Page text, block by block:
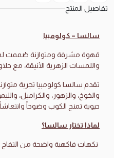
تفاصيل المنتج
سالسا – كولومبيا
قهوة مشرقة ومتوازنة صُممت
واللمسات الزهرية الأنيقة، مع
تقدم سالسا كولومبيا تجربة
والخوخ، والزهور، والكراميل،
حيوية تمنح الكوب وضوحاً
لماذا تختار سالسا؟
نكهات فاكهية واضحة من التفاح